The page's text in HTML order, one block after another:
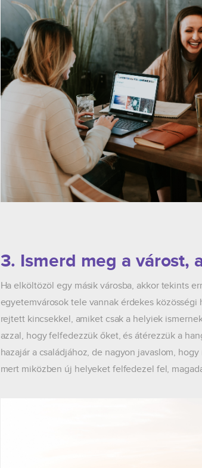
3. Ismerd meg a várost,
Ha elköltözöl egy másik városba, akkor tekints
egyetemvárosok tele vannak érdekes
rejtett kincsekkel, amiket csak a helyiek
azzal, hogy felfedezzük őket, és átérezzük a
hazajár a családjához, de nagyon javaslom,
mert miközben új helyeket felfedezel fel,